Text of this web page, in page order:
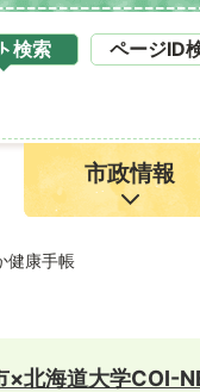
検索 ページID
市政情報
健康手帳
×北海道大学COI-